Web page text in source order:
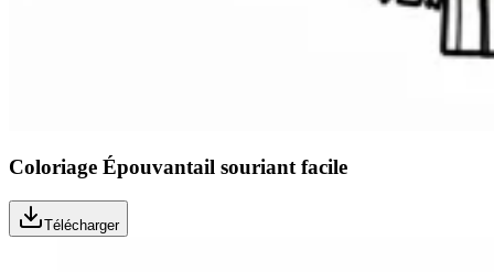
Coloriage Épouvantail souriant facile
Télécharger